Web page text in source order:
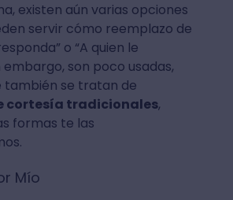
existen aún varias opciones
servir cómo reemplazo de
o “A quien le
embargo, son poco usadas,
también se tratan de
cortesía tradicionales,
formas te las
Mío